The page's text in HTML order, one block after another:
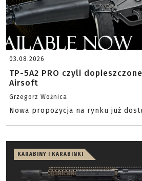
03.08.2026
TP-5A2 PRO czyli
Airsoft
Grzegorz Woźnica
Nowa propozycja na rynku już
KARABINY I KARABINKI